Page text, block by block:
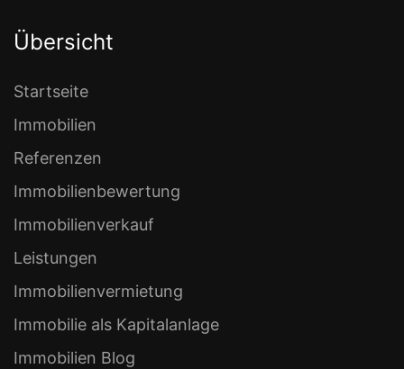
Übersicht
Startseite
Immobilien
Referenzen
Immobilienbewertung
Immobilienverkauf
Leistungen
Immobilienvermietung
Immobilie als Kapitalanlage
Immobilien Blog